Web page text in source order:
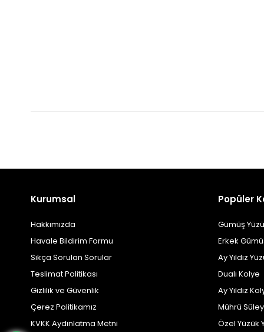
Kurumsal
Hakkımızda
Havale Bildirim Formu
Sıkça Sorulan Sorular
Teslimat Politikası
Gizlilik ve Güvenlik
Çerez Politikamız
KVKK Aydınlatma Metni
Popüler
Gümüş
Erkek
Ay Yıldız
Dualı Kolye
Ay Yıldız
Mührü
Özel Yüzük